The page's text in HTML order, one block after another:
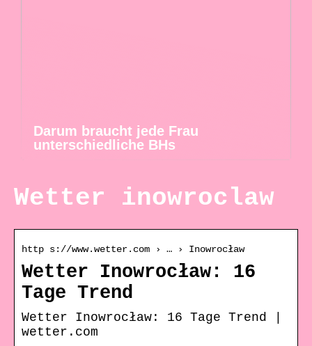
Darum braucht jede Frau
unterschiedliche BHs
Wetter inowroclaw
http s://www.wetter.com › … › Inowrocław
Wetter Inowrocław: 16
Tage Trend
Wetter Inowrocław: 16 Tage Trend |
wetter.com